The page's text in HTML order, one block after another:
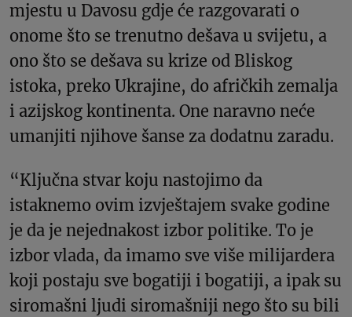
mjestu u Davosu gdje će razgovarati o
onome što se trenutno dešava u svijetu, a
ono što se dešava su krize od Bliskog
istoka, preko Ukrajine, do afričkih zemalja
i azijskog kontinenta. One naravno neće
umanjiti njihove šanse za dodatnu zaradu.
“Ključna stvar koju nastojimo da
istaknemo ovim izvještajem svake godine
je da je nejednakost izbor politike. To je
izbor vlada, da imamo sve više milijardera
koji postaju sve bogatiji i bogatiji, a ipak su
siromašni ljudi siromašniji nego što su bili